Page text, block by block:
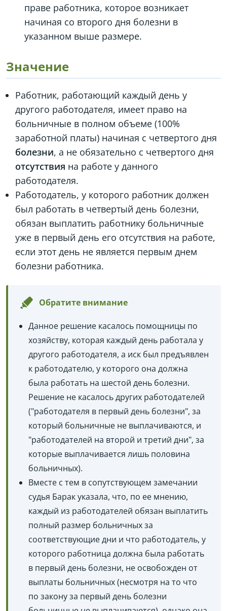
праве работника, которое возникает
начиная со второго дня болезни в
указанном выше размере.
Значение
Работник, работающий каждый день у
другого работодателя, имеет право на
больничные в полном объеме (100%
заработной платы) начиная с четвертого дня
болезни, а не обязательно с четвертого дня
отсутствия на работе у данного
работодателя.
Работодатель, у которого работник должен
был работать в четвертый день болезни,
обязан выплатить работнику больничные
уже в первый день его отсутствия на работе,
если этот день не является первым днем
болезни работника.
Обратите внимание
Данное решение касалось помощницы по
хозяйству, которая каждый день работала у
другого работодателя, а иск был предъявлен
к работодателю, у которого она должна
была работать на шестой день болезни.
Решение не касалось других работодателей
("работодателя в первый день болезни", за
который больничные не выплачиваются, и
"работодателей на второй и третий дни", за
которые выплачивается лишь половина
больничных).
Вместе с тем в сопутствующем замечании
судья Барак указала, что, по ее мнению,
каждый из работодателей обязан выплатить
полный размер больничных за
соответствующие дни и что работодатель, у
которого работница должна была работать
в первый день болезни, не освобожден от
выплаты больничных (несмотря на то что
по закону за первый день болезни